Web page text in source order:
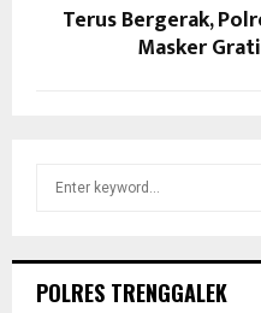
Terus Bergerak,
Masker
hPOLRES TRENGGALEK